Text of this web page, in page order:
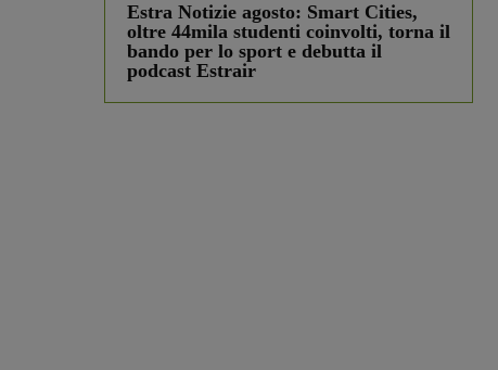
Estra Notizie agosto: Smart Cities,
oltre 44mila studenti coinvolti, torna il
bando per lo sport e debutta il
podcast Estrair